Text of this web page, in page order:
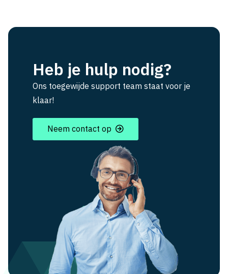
Heb je hulp nodig?
Ons toegewijde support team staat voor je
klaar!
Neem contact op